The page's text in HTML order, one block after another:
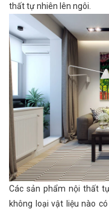
thất tự nhiên lên ngôi.
Các sản phẩm nội thất
không loại vật liệu nào